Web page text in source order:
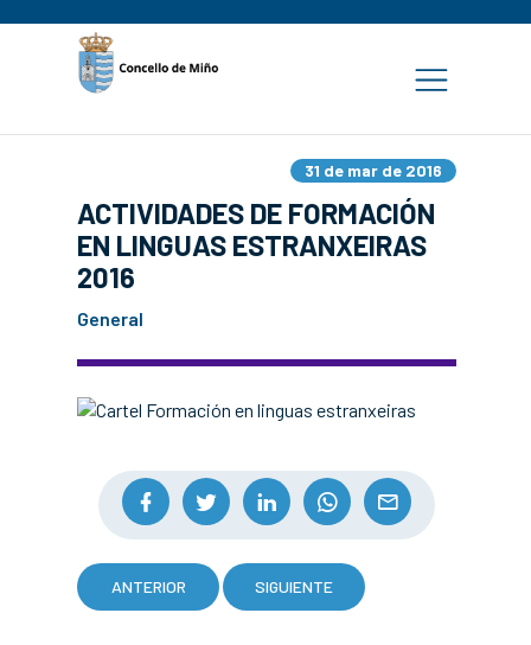
31 de mar de 2016
ACTIVIDADES DE FORMACIÓN
EN LINGUAS ESTRANXEIRAS
2016
General
ANTERIOR SIGUIENTE